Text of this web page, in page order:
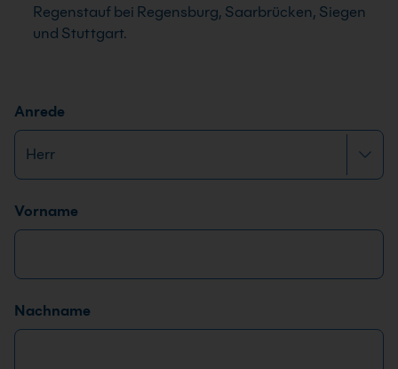
Regenstauf bei Regensburg, Saarbrücken, Siegen
und Stuttgart.
Anrede
Name*
Vorname
Nachname